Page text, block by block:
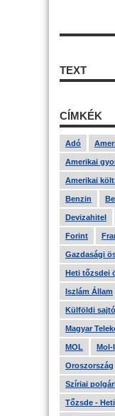
TEXT
CÍMKÉK
Adó
Amerikai
Amerikai
Benzin
Devizahitel
Forint
Gazdasági
Heti tőzsdei
Iszlám Állam
Külföldi
Magyar
MOL Mol-
Oroszország
Szíriai
Tőzsde -